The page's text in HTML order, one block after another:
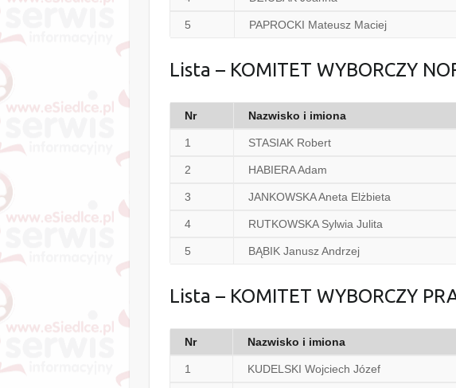
5 PAPROCKI Mateusz Maciej
Lista – KOMITET WYBORCZY
Nr Nazwisko i imiona
1 STASIAK Robert
2 HABIERA Adam
3 JANKOWSKA Aneta Elżbieta
4 RUTKOWSKA Sylwia Julita
5 BĄBIK Janusz Andrzej
Lista – KOMITET WYBORCZY
Nr Nazwisko i imiona
1 KUDELSKI Wojciech Józef